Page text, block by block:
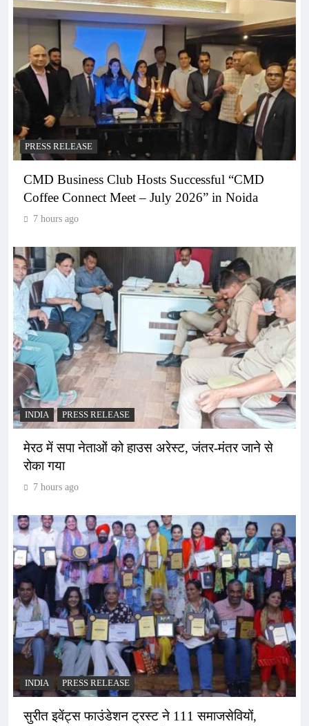
PRESS RELEASE
CMD Business Club Hosts Successful “CMD
Coffee Connect Meet – July 2026” in Noida
7 hours ago
INDIA PRESS RELEASE
मेरठ में सपा नेताओं को हाउस अरेस्ट, जंतर-मंतर जाने से
रोका गया
7 hours ago
INDIA PRESS RELEASE
सुरीत इवेंट्स फाउंडेशन ट्रस्ट ने 111 समाजसेवियों,